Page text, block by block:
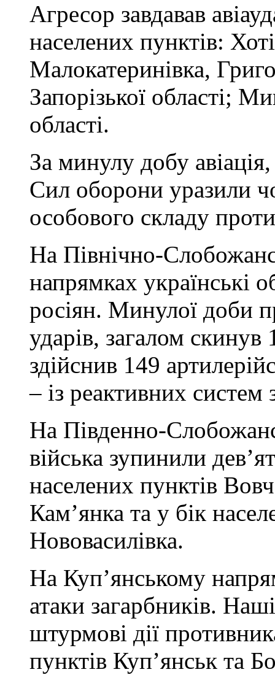
Агресор завдавав
населених пунктів:
Малокатеринівка,
Запорізької області;
області.
За минулу добу авіація,
Сил оборони уразили
особового складу
На Північно-
напрямках українські
росіян. Минулої доби
ударів, загалом скинув
здійснив 149
– із реактивних
На Південно-
війська зупинили
населених пунктів
Кам’янка та у бік
Нововасилівка.
На Куп’янському
атаки загарбників.
штурмові дії
пунктів Куп’янськ та